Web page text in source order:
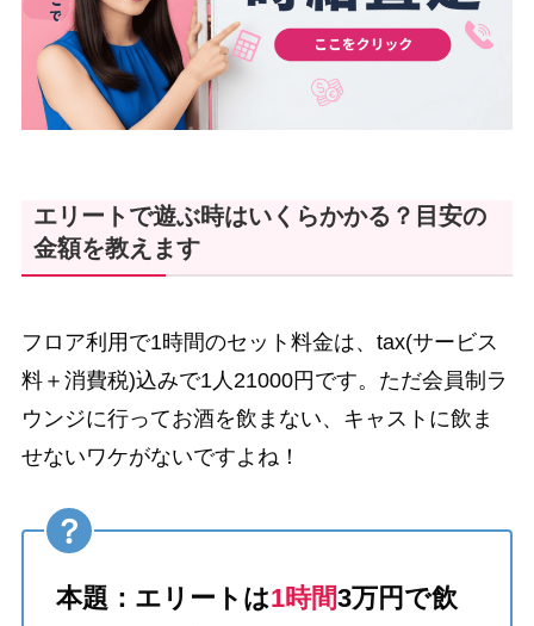
エリートで遊ぶ時はいくらかかる？目安の
金額を教えます
フロア利用で1時間のセット料金は、tax(サービス
料＋消費税)込みで1人21000円です。ただ会員制ラ
ウンジに行ってお酒を飲まない、キャストに飲ま
せないワケがないですよね！
本題：エリートは1時間3万円で飲